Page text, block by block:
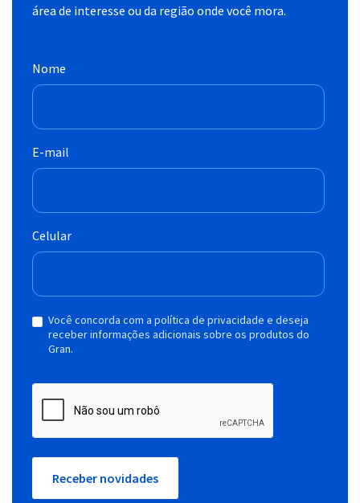
área de interesse ou da região onde você mora.
Nome
E-mail
Celular
Você concorda com a política de privacidade e deseja
receber informações adicionais sobre os produtos do
Gran.
Receber novidades